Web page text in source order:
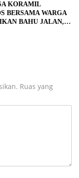
KORAMIL
BERSAMA WARGA
BAHU JALAN,
Ruas yang